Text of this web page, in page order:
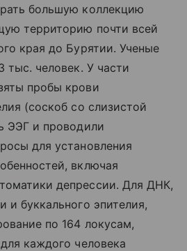
большую коллекцию
территорию почти всей
края до Бурятии. Ученые
тыс. человек. У части
пробы крови
(соскоб со слизистой
ЭЭГ и проводили
для установления
включая
депрессии. Для ДНК,
и буккального эпителия,
по 164 локусам,
каждого человека